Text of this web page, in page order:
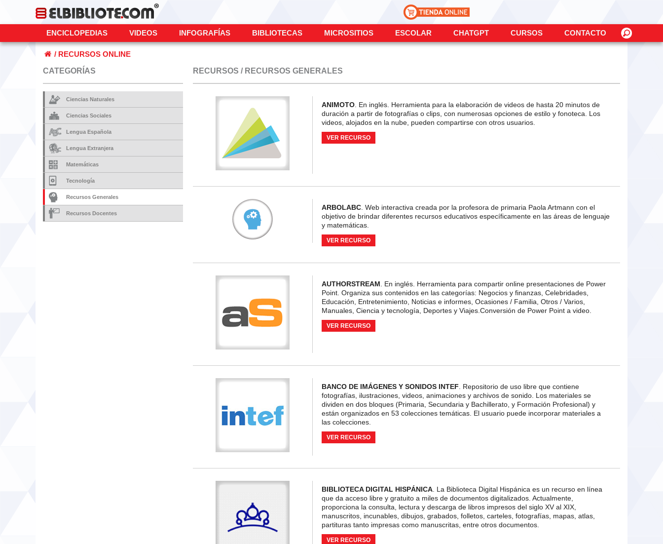
ENCICLOPEDIAS VIDEOS INFOGRAFÍAS BIBLIOTECAS MICROSITIOS ESCOLAR CHATGPT CURSOS CONTACTO
/ RECURSOS ONLINE
CATEGORÍAS
Ciencias Naturales
Ciencias Sociales
Lengua Española
Lengua Extranjera
Matemáticas
Tecnología
Recursos Generales
Recursos Docentes
RECURSOS / RECURSOS GENERALES
ANIMOTO. En inglés. Herramienta para la elaboración de videos de hasta 20 minutos de
duración a partir de fotografías o clips, con numerosas opciones de estilo y fonoteca. Los
videos, alojados en la nube, pueden compartirse con otros usuarios.
VER RECURSO
ARBOLABC. Web interactiva creada por la profesora de primaria Paola Artmann con el
objetivo de brindar diferentes recursos educativos específicamente en las áreas de lenguaje
y matemáticas.
VER RECURSO
AUTHORSTREAM . En inglés. Herramienta para compartir online presentaciones de Power
Point. Organiza sus contenidos en las categorías: Negocios y finanzas, Celebridades,
Educación, Entretenimiento, Noticias e informes, Ocasiones / Familia, Otros / Varios,
Manuales, Ciencia y tecnología, Deportes y Viajes.Conversión de Power Point a video.
VER RECURSO
BANCO DE IMÁGENES Y SONIDOS INTEF . Repositorio de uso libre que contiene
fotografías, ilustraciones, videos, animaciones y archivos de sonido. Los materiales se
dividen en dos bloques (Primaria, Secundaria y Bachillerato, y Formación Profesional) y
están organizados en 53 colecciones temáticas. El usuario puede incorporar materiales a
las colecciones.
VER RECURSO
BIBLIOTECA DIGITAL HISPÁNICA. La Biblioteca Digital Hispánica es un recurso en línea
que da acceso libre y gratuito a miles de documentos digitalizados. Actualmente,
proporciona la consulta, lectura y descarga de libros impresos del siglo XV al XIX,
manuscritos, incunables, dibujos, grabados, folletos, carteles, fotografías, mapas, atlas,
partituras tanto impresas como manuscritas, entre otros documentos.
VER RECURSO